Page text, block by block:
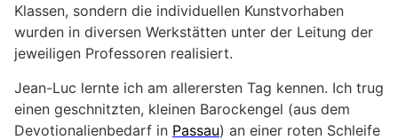
Klassen, sondern die indivi­duellen Kunstvorhaben
wurden in diversen Werkstätten unter der Leitung der
jeweiligen Professoren realisiert.
Jean-Luc lernte ich am allerersten Tag kennen. Ich trug
einen geschnitzten, kleinen Barockengel (aus dem
Devotionalienbedarf in Passau) an einer roten Schleife